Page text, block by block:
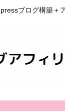
ブログ構築＋